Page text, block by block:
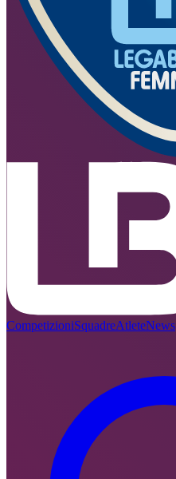
CompetizioniSquadreAtleteNews